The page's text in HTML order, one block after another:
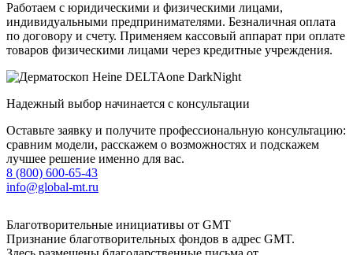
Работаем с юридическими и физическими лицами,
индивидуальными предпринимателями. Безналичная оплата
по договору и счету. Применяем кассовый аппарат при оплате
товаров физическими лицами через кредитные учреждения.
Надежный выбор начинается с консультации
Оставьте заявку и получите профессиональную консультацию:
сравним модели, расскажем о возможностях и подскажем
лучшее решение именно для вас.
8 (800) 600-65-43
info@global-mt.ru
Благотворительные инициативы от GMT
Признание благотворительных фондов в адрес GMT.